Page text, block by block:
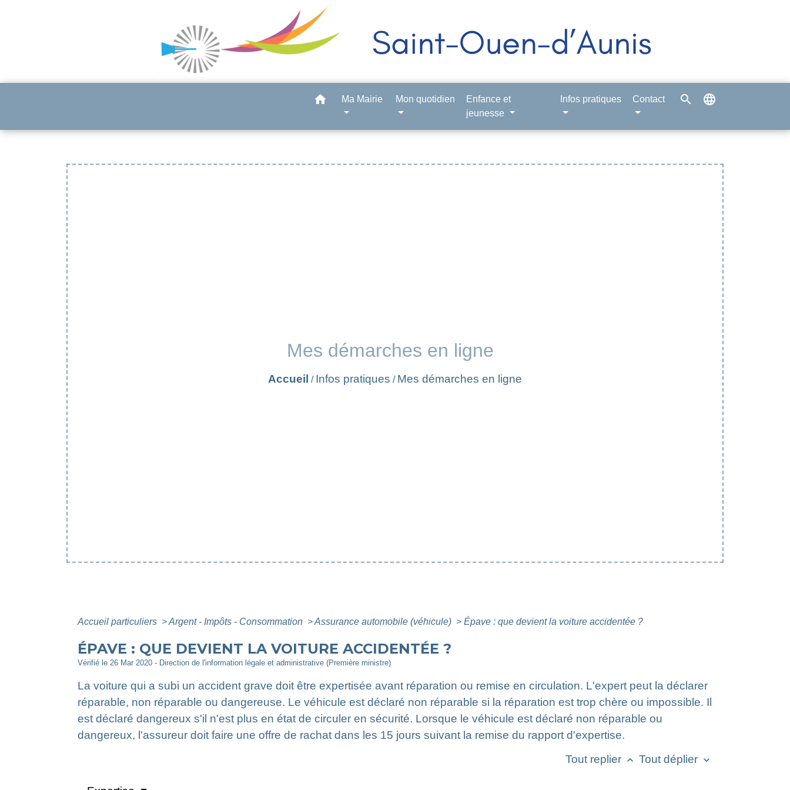
home Ma Mairie Mon quotidien
Enfance et
jeunesse
Infos pratiques Contact search language
Mes démarches en ligne
Accueil / Infos pratiques / Mes démarches en ligne
Accueil particuliers >Argent - Impôts - Consommation >Assurance automobile (véhicule) > Épave : que devient la voiture accidentée ?
ÉPAVE : QUE DEVIENT LA VOITURE ACCIDENTÉE ?
Vérifié le 26 Mar 2020 - Direction de l'information légale et administrative (Première ministre)
La voiture qui a subi un accident grave doit être expertisée avant réparation ou remise en circulation. L'expert peut la déclarer
réparable, non réparable ou dangereuse. Le véhicule est déclaré non réparable si la réparation est trop chère ou impossible. Il
est déclaré dangereux s'il n'est plus en état de circuler en sécurité. Lorsque le véhicule est déclaré non réparable ou
dangereux, l'assureur doit faire une offre de rachat dans les 15 jours suivant la remise du rapport d'expertise.
Tout replier keyboard_arrow_up Tout déplier keyboard_arrow_down